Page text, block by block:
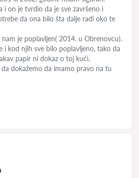
i on je tvrdio da je sve završeno i
da ona bilo šta dalje radi oko te
je poplavljen( 2014. u Obrenovcu).
i kod njih sve bilo poplavljeno, tako da
papir ni dokaz o toj kući.
dokažemo da imamo pravo na tu